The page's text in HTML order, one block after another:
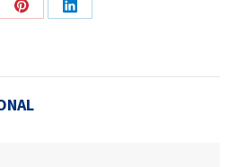
Share
Share